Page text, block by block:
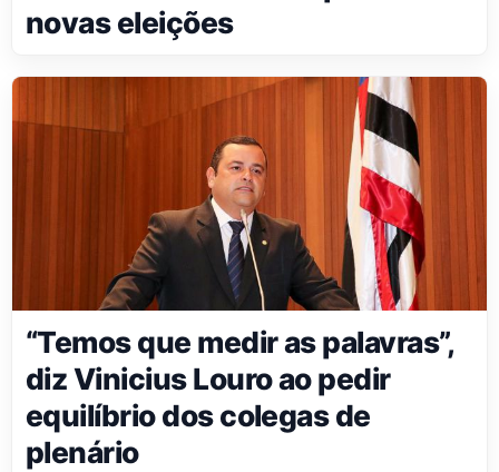
novas eleições
“Temos que medir as palavras”,
diz Vinicius Louro ao pedir
equilíbrio dos colegas de
plenário